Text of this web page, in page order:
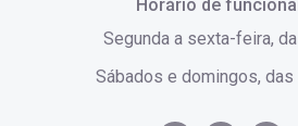
Horário de
Segunda a sexta-feira,
Sábados e domingos, das